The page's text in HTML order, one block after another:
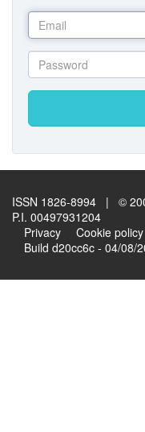
ISSN 1826-8994 | ©
P.I. 00497931204
Privacy
Cookie policy
Build d20cc6c - 04/08/